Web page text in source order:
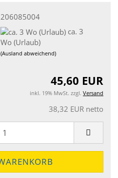
206085004
ca. 3
Wo (Urlaub)
(Ausland abweichend)
45,60 EUR
inkl. 19% MwSt. zzgl. Versand
38,32 EUR netto